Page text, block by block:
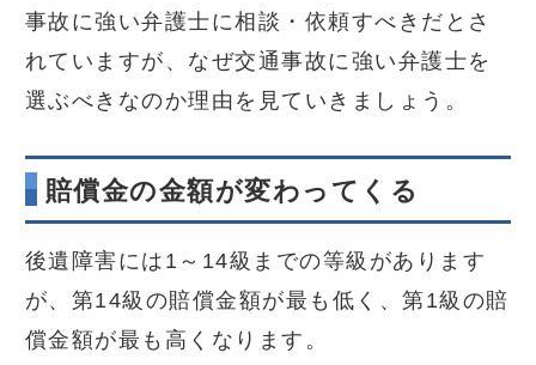
事故に強い弁護士に相談・依頼すべきだとさ
れていますが、なぜ交通事故に強い弁護士を
選ぶべきなのか理由を見ていきましょう。
賠償金の金額が変わってくる
後遺障害には1～14級までの等級があります
が、第14級の賠償金額が最も低く、第1級の賠
償金額が最も高くなります。